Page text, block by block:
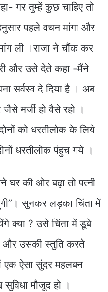
गर तुम्हें कुछ चाहिए तो
पहले वचन मांगा और
ली ।राजा ने चौंक कर
और उसे देते कहा -मैंने
सर्वस्व दे दिया है । अब
मर्जी हो वैसे रहो ।
को धरतीलोक के लिये
धरतीलोक पंहुच गये ।
घर की ओर बढ़ा तो पत्नी
सुनकर लड़का चिंता में
क्या ? उसे चिंता में डूबे
और उसकी स्तुति करते
एक ऐसा सुंदर महलबन
मौजूद हो ।